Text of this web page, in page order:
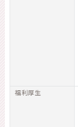
福利厚生